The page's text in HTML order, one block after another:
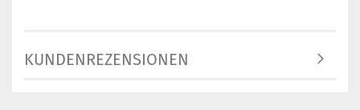
KUNDENREZENSIONEN